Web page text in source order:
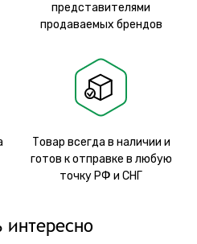
представителями
продаваемых брендов
Товар всегда в наличии и
готов к отправке в любую
точку РФ и СНГ